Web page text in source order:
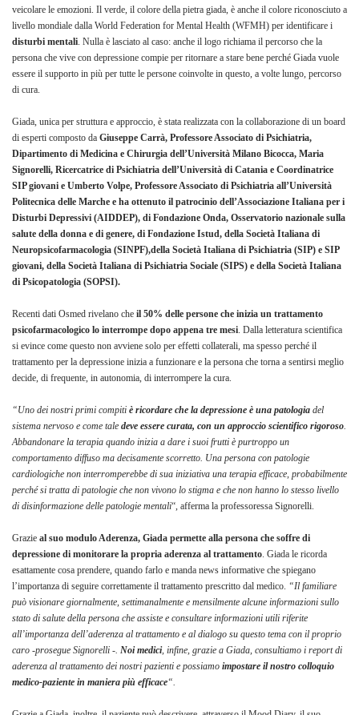
veicolare le emozioni. Il verde, il colore della pietra giada, è anche il colore riconosciuto a
livello mondiale dalla World Federation for Mental Health (WFMH) per identificare i
disturbi mentali. Nulla è lasciato al caso: anche il logo richiama il percorso che la
persona che vive con depressione compie per ritornare a stare bene perché Giada vuole
essere il supporto in più per tutte le persone coinvolte in questo, a volte lungo, percorso
di cura.
Giada, unica per struttura e approccio, è stata realizzata con la collaborazione di un board
di esperti composto da Giuseppe Carrà, Professore Associato di Psichiatria,
Dipartimento di Medicina e Chirurgia dell’Università Milano Bicocca, Maria
Signorelli, Ricercatrice di Psichiatria dell’Università di Catania e Coordinatrice
SIP giovani e Umberto Volpe, Professore Associato di Psichiatria all’Università
Politecnica delle Marche e ha ottenuto il patrocinio dell’Associazione Italiana per i
Disturbi Depressivi (AIDDEP), di Fondazione Onda, Osservatorio nazionale sulla
salute della donna e di genere, di Fondazione Istud, della Società Italiana di
Neuropsicofarmacologia (SINPF),della Società Italiana di Psichiatria (SIP) e SIP
giovani, della Società Italiana di Psichiatria Sociale (SIPS) e della Società Italiana
di Psicopatologia (SOPSI).
Recenti dati Osmed rivelano che il 50% delle persone che inizia un trattamento
psicofarmacologico lo interrompe dopo appena tre mesi. Dalla letteratura scientifica
si evince come questo non avviene solo per effetti collaterali, ma spesso perché il
trattamento per la depressione inizia a funzionare e la persona che torna a sentirsi meglio
decide, di frequente, in autonomia, di interrompere la cura.
“Uno dei nostri primi compiti è ricordare che la depressione è una patologia del
sistema nervoso e come tale deve essere curata, con un approccio scientifico rigoroso.
Abbandonare la terapia quando inizia a dare i suoi frutti è purtroppo un
comportamento diffuso ma decisamente scorretto. Una persona con patologie
cardiologiche non interromperebbe di sua iniziativa una terapia efficace, probabilmente
perché si tratta di patologie che non vivono lo stigma e che non hanno lo stesso livello
di disinformazione delle patologie mentali“, afferma la professoressa Signorelli.
Grazie al suo modulo Aderenza, Giada permette alla persona che soffre di
depressione di monitorare la propria aderenza al trattamento. Giada le ricorda
esattamente cosa prendere, quando farlo e manda news informative che spiegano
l’importanza di seguire correttamente il trattamento prescritto dal medico. “Il familiare
può visionare giornalmente, settimanalmente e mensilmente alcune informazioni sullo
stato di salute della persona che assiste e consultare informazioni utili riferite
all’importanza dell’aderenza al trattamento e al dialogo su questo tema con il proprio
caro -prosegue Signorelli -. Noi medici, infine, grazie a Giada, consultiamo i report di
aderenza al trattamento dei nostri pazienti e possiamo impostare il nostro colloquio
medico-paziente in maniera più efficace“.